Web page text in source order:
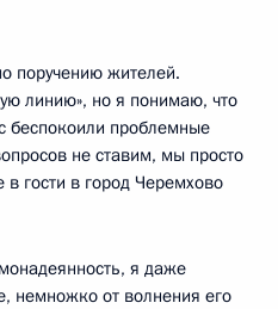
поручению жителей.
линию», но я понимаю, что
беспокоили проблемные
не ставим, мы просто
в гости в город Черемхово
я даже
немножко от волнения его